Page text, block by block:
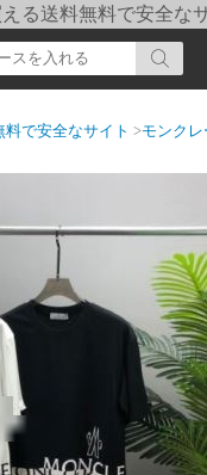
る送料無料で安全な
で安全なサイト >モンク